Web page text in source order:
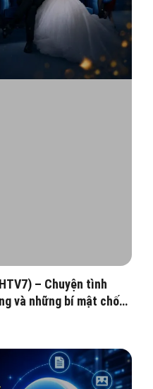
– Chuyện tình
và những bí mật chốn